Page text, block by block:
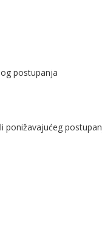
postupanja
ponižavajućeg